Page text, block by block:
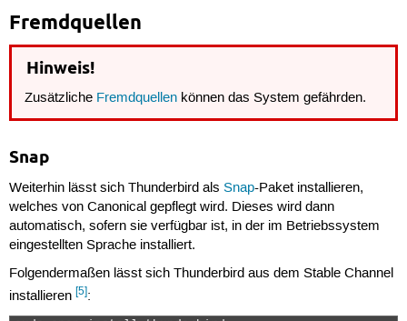
Fremdquellen
Hinweis!
Zusätzliche Fremdquellen können das System gefährden.
Snap
Weiterhin lässt sich Thunderbird als Snap-Paket installieren,
welches von Canonical gepflegt wird. Dieses wird dann
automatisch, sofern sie verfügbar ist, in der im Betriebssystem
eingestellten Sprache installiert.
Folgendermaßen lässt sich Thunderbird aus dem Stable Channel
installieren [5]: